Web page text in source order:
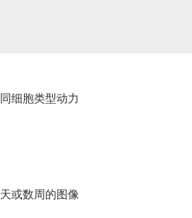
细胞类型动力
或数周的图像